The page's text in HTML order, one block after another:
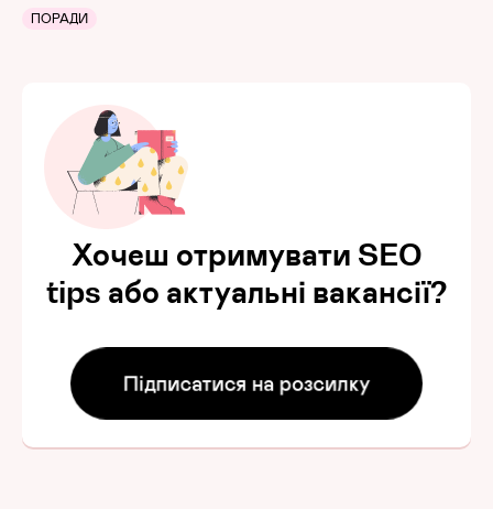
ПОРАДИ
Хочеш отримувати SEO
tips або актуальні вакансії?
Підписатися на розсилку